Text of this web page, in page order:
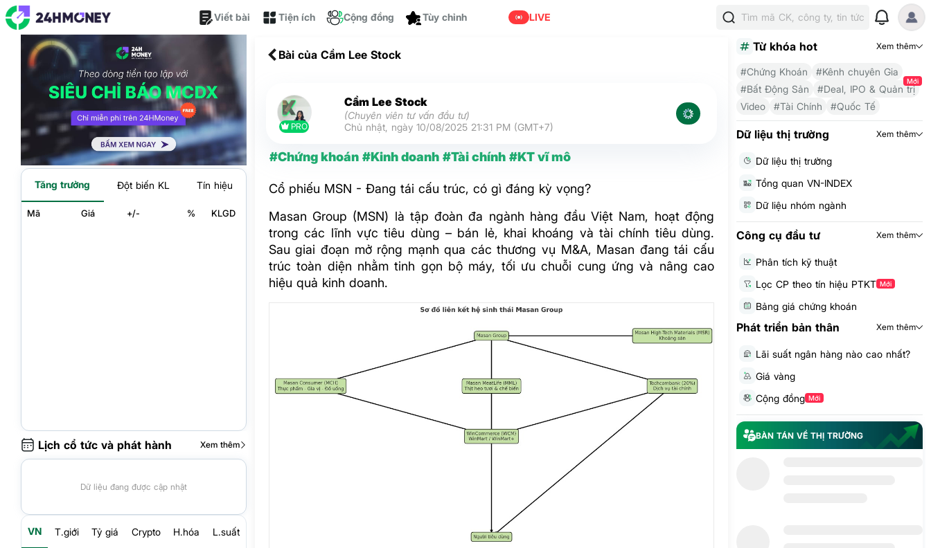
Viết bài Tiện ích Cộng đồng Tùy chỉnh LIVE Tìm mã CK, công ty, tin tức
Tăng trưởng Đột biến KL Tín hiệu
Mã Giá +/- % KLGD
Lịch cổ tức và phát hành Xem thêm
Dữ liệu đang được cập nhật
VN T.giới Tỷ giá Crypto H.hóa L.suất
Bài của Cầm Lee Stock
PRO
Cầm Lee Stock
(Chuyên viên tư vấn đầu tư)
Chủ nhật, ngày 10/08/2025 21:31 PM (GMT+7)
#Chứng khoán #Kinh doanh #Tài chính #KT vĩ mô
Cổ phiếu MSN - Đang tái cấu trúc, có gì đáng kỳ vọng?
Masan Group (MSN) là tập đoàn đa ngành hàng đầu Việt Nam, hoạt động
trong các lĩnh vực tiêu dùng – bán lẻ, khai khoáng và tài chính tiêu dùng.
Sau giai đoạn mở rộng mạnh qua các thương vụ M&A, Masan đang tái cấu
trúc toàn diện nhằm tinh gọn bộ máy, tối ưu chuỗi cung ứng và nâng cao
hiệu quả kinh doanh.
Từ khóa hot Xem thêm
#Chứng Khoán
#Kênh chuyên Gia
#Bất Động Sản
#Deal, IPO & Quản trị
Mới
Video #Tài Chính #Quốc Tế
Dữ liệu thị trường Xem thêm
Dữ liệu thị trường
Tổng quan VN-INDEX
Dữ liệu nhóm ngành
Công cụ đầu tư Xem thêm
Phân tích kỹ thuật
Lọc CP theo tín hiệu PTKT Mới
Bảng giá chứng khoán
Phát triển bản thân Xem thêm
Lãi suất ngân hàng nào cao nhất?
Giá vàng
Cộng đồng Mới
BÀN TÁN VỀ THỊ TRƯỜNG